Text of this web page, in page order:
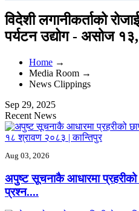
विदेशी लगानीकर्ताको
पर्यटन उद्योग - असोज
Home →
Media Room →
News Clippings
Sep 29, 2025
Recent News
Aug 03, 2026
अपुष्ट सूचनाकै आधारमा प्रहरीको
प्रश्‍न....